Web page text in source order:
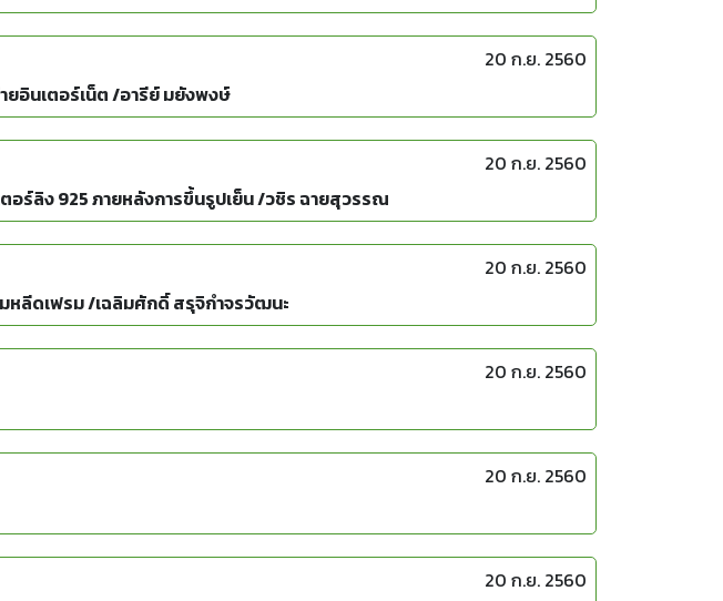
20 ก.ย. 2560
ยอินเตอร์เน็ต /อารีย์ มยังพงษ์
20 ก.ย. 2560
ร์ลิง 925 ภายหลังการขึ้นรูปเย็น /วชิร ฉายสุวรรณ
20 ก.ย. 2560
มหลีดเฟรม /เฉลิมศักดิ์ สรุจิกำจรวัฒนะ
20 ก.ย. 2560
20 ก.ย. 2560
20 ก.ย. 2560